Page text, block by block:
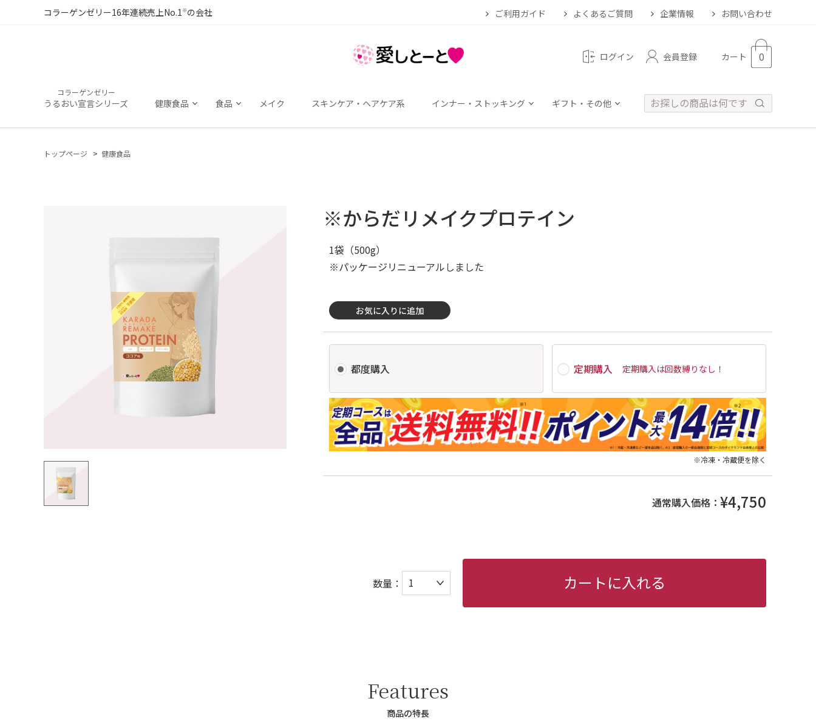
コラーゲンゼリー16年連続売上No.1※の会社
ログイン 会員登録 カート 0
コラーゲンゼリー
うるおい宣言シリーズ 健康食品 食品 メイク スキンケア・ヘアケア系 インナー・ストッキング ギフト・その他
ご利用ガイド よくあるご質問 企業情報 お問い合わせ
トップページ 健康食品
※からだリメイクプロテイン
1袋（500g）
※パッケージリニューアルしました
お気に入りに追加
都度購入 定期購入 定期購入は回数縛りなし ！
※冷凍・冷蔵便を除く
通常購入価格： ¥4,750
数量： カートに入れる
Features
商品の特長